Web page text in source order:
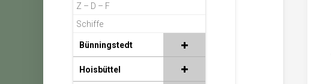
Z – D – F
Schiffe
Bünningstedt
Hoisbüttel